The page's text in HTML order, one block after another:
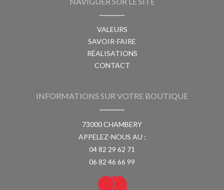
VALEURS
SAVOIR-FAIRE
RÉALISATIONS
CONTACT
INFORMATIONS SUR VOTRE BOUTIQUE
73000 CHAMBERY
APPELEZ-NOUS AU :
04 82 29 62 71
06 82 46 66 99